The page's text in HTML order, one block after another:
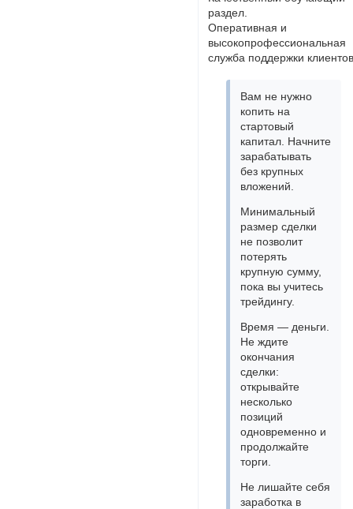
раздел.
Оперативная и
высокопрофессиональная
служба поддержки
Вам не нужно
копить на
стартовый
капитал. Начните
зарабатывать
без крупных
вложений.
Минимальный
размер сделки
не позволит
потерять
крупную сумму,
пока вы учитесь
трейдингу.
Время — деньги.
Не ждите
окончания
сделки:
открывайте
несколько
позиций
одновременно и
продолжайте
торги.
Не лишайте себя
заработка в